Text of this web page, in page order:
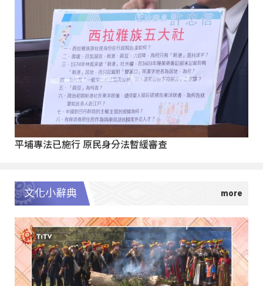
平埔專法已施行 原民身分法暫緩審查
文化小辭典